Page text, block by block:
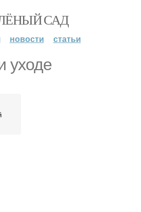
САД
новости статьи
уходе